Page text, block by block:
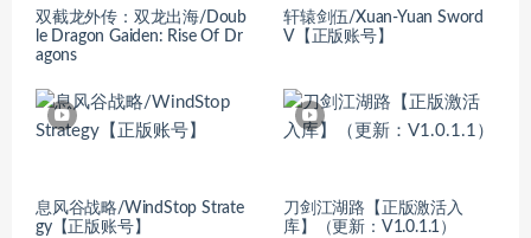
双截龙外传：双龙出海/Doub
le Dragon Gaiden: Rise Of Dr
agons
轩辕剑伍/Xuan-Yuan Sword
V【正版账号】
息风谷战略/WindStop Strate
gy【正版账号】
刀剑江湖路【正版激活入
库】（更新：V1.0.1.1）